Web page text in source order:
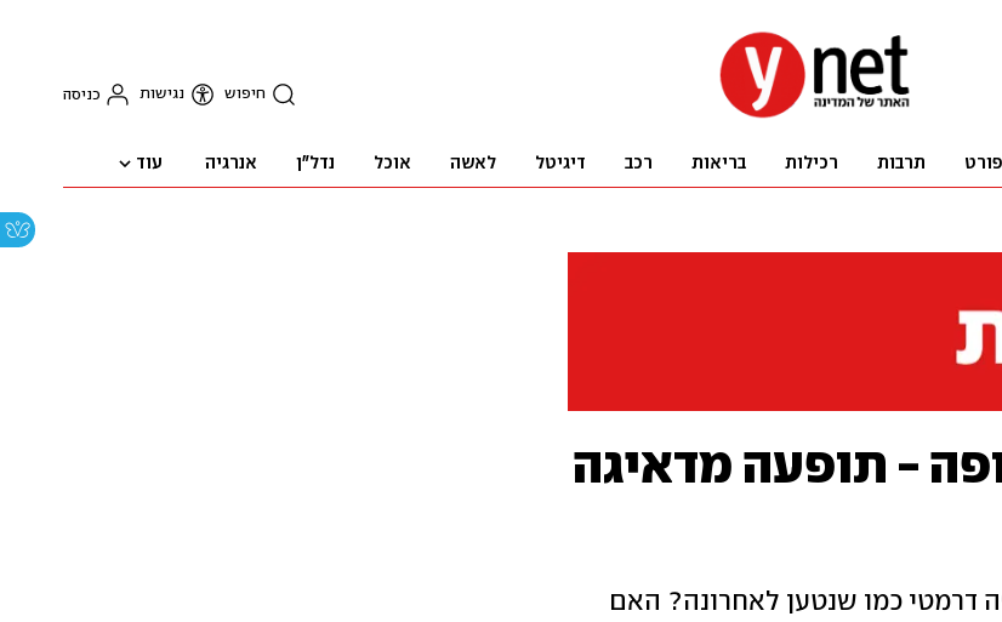
חיפוש נגישות כניסה
תרבות רכילות בריאות רכב דיגיטל לאשה אוכל נדל"ן אנרגיה עוד
- תופעה מדאיגה
דרמטי כמו שנטען לאחרונה? האם